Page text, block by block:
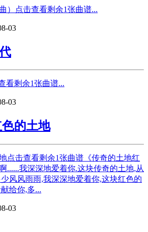
）点击查看剩余1张曲谱...
03
看剩余1张曲谱...
03
的土地
点击查看剩余1张曲谱《传奇的土地红
......我深深地爱着你.这块传奇的土地,从
风风雨雨,我深深地爱着你,这块红色的
给你,多...
03